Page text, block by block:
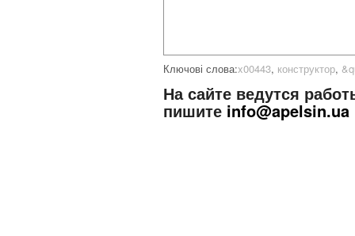
Ключові слова:x00443, конструктор,
На сайте ведутся
пишите info@apelsin.ua